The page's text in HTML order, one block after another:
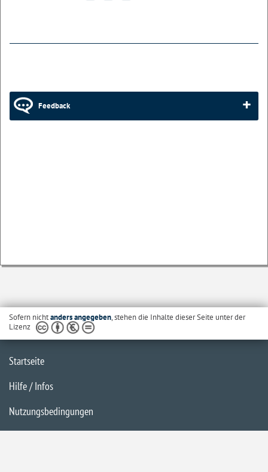
Feedback
Sofern nichtanders angegeben, stehen die Inhalte dieser Seite unter der
Lizenz
Startseite
Hilfe / Infos
Nutzungsbedingungen